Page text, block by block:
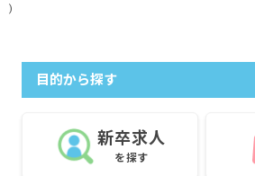
)
目的から探す
新卒求人
を探す